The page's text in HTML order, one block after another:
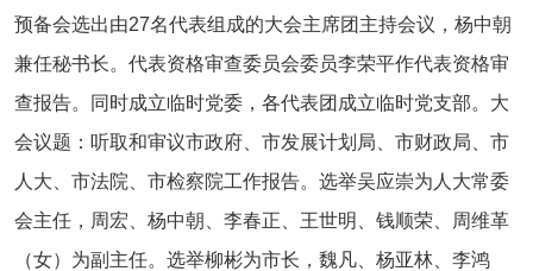
预备会选出由27名代表组成的大会主席团主持会议，杨中朝
兼任秘书长。代表资格审查委员会委员李荣平作代表资格审
查报告。同时成立临时党委，各代表团成立临时党支部。大
会议题：听取和审议市政府、市发展计划局、市财政局、市
人大、市法院、市检察院工作报告。选举吴应崇为人大常委
会主任，周宏、杨中朝、李春正、王世明、钱顺荣、周维革
（女）为副主任。选举柳彬为市长，魏凡、杨亚林、李鸿